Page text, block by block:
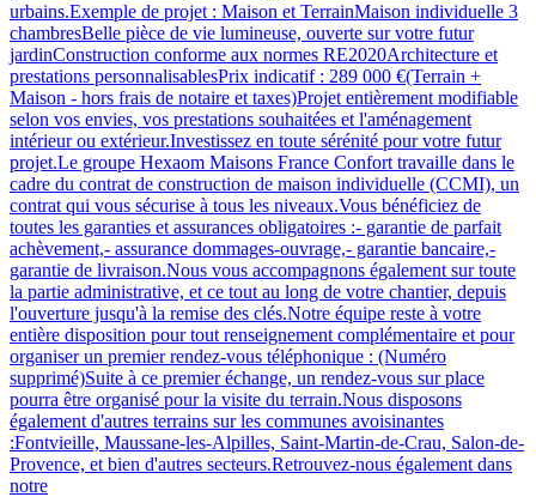
urbains.Exemple de projet : Maison et TerrainMaison individuelle 3
chambresBelle pièce de vie lumineuse, ouverte sur votre futur
jardinConstruction conforme aux normes RE2020Architecture et
prestations personnalisablesPrix indicatif : 289 000 €(Terrain +
Maison - hors frais de notaire et taxes)Projet entièrement modifiable
selon vos envies, vos prestations souhaitées et l'aménagement
intérieur ou extérieur.Investissez en toute sérénité pour votre futur
projet.Le groupe Hexaom Maisons France Confort travaille dans le
cadre du contrat de construction de maison individuelle (CCMI), un
contrat qui vous sécurise à tous les niveaux.Vous bénéficiez de
toutes les garanties et assurances obligatoires :- garantie de parfait
achèvement,- assurance dommages-ouvrage,- garantie bancaire,-
garantie de livraison.Nous vous accompagnons également sur toute
la partie administrative, et ce tout au long de votre chantier, depuis
l'ouverture jusqu'à la remise des clés.Notre équipe reste à votre
entière disposition pour tout renseignement complémentaire et pour
organiser un premier rendez-vous téléphonique : (Numéro
supprimé)Suite à ce premier échange, un rendez-vous sur place
pourra être organisé pour la visite du terrain.Nous disposons
également d'autres terrains sur les communes avoisinantes
:Fontvieille, Maussane-les-Alpilles, Saint-Martin-de-Crau, Salon-de-
Provence, et bien d'autres secteurs.Retrouvez-nous également dans
notre